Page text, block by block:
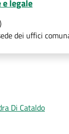
legale
dei uffici
Di Cataldo